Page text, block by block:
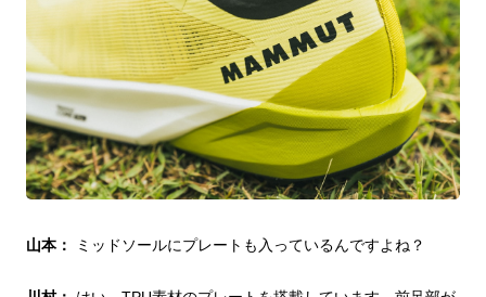
山本： ミッドソールにプレートも入っているんですよね？